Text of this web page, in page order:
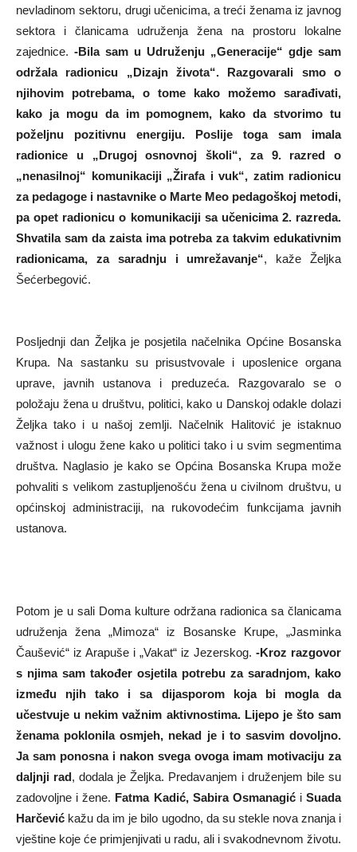
nevladinom sektoru, drugi učenicima, a treći ženama iz javnog
sektora i članicama udruženja žena na prostoru lokalne
zajednice. -Bila sam u Udruženju „Generacije“ gdje sam
održala radionicu „Dizajn života“. Razgovarali smo o
njihovim potrebama, o tome kako možemo sarađivati,
kako ja mogu da im pomognem, kako da stvorimo tu
poželjnu pozitivnu energiju. Poslije toga sam imala
radionice u „Drugoj osnovnoj školi“, za 9. razred o
„nenasilnoj“ komunikaciji „Žirafa i vuk“, zatim radionicu
za pedagoge i nastavnike o Marte Meo pedagoškoj metodi,
pa opet radionicu o komunikaciji sa učenicima 2. razreda.
Shvatila sam da zaista ima potreba za takvim edukativnim
radionicama, za saradnju i umrežavanje“, kaže Željka
Šećerbegović.
Posljednji dan Željka je posjetila načelnika Općine Bosanska
Krupa. Na sastanku su prisustvovale i uposlenice organa
uprave, javnih ustanova i preduzeća. Razgovaralo se o
položaju žena u društvu, politici, kako u Danskoj odakle dolazi
Željka tako i u našoj zemlji. Načelnik Halitović je istaknuo
važnost i ulogu žene kako u politici tako i u svim segmentima
društva. Naglasio je kako se Općina Bosanska Krupa može
pohvaliti s velikom zastupljenošću žena u civilnom društvu, u
općinskoj administraciji, na rukovodećim funkcijama javnih
ustanova.
Potom je u sali Doma kulture održana radionica sa članicama
udruženja žena „Mimoza“ iz Bosanske Krupe, „Jasminka
Čaušević“ iz Arapuše i „Vakat“ iz Jezerskog. -Kroz razgovor
s njima sam također osjetila potrebu za saradnjom, kako
između njih tako i sa dijasporom koja bi mogla da
učestvuje u nekim važnim aktivnostima. Lijepo je što sam
ženama poklonila osmjeh, nekad je i to sasvim dovoljno.
Ja sam ponosna i nakon svega ovoga imam motivaciju za
daljnji rad, dodala je Željka. Predavanjem i druženjem bile su
zadovoljne i žene. Fatma Kadić, Sabira Osmanagići Suada
Harčević kažu da im je bilo ugodno, da su stekle nova znanja i
vještine koje će primjenjivati u radu, ali i svakodnevnom životu.